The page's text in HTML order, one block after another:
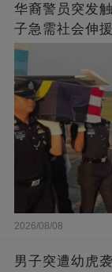
华裔警员突发
子急需社会伸
2026/08/08
男子突遭幼虎